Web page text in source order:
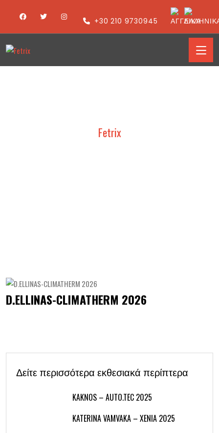
+30 210 9730945
Fetrix
D.ELLINAS-CLIMATHERM 2026
Δείτε περισσότερα εκθεσιακά περίπτερα
KAKNOS – AUTO.TEC 2025
KATERINA VAMVAKA – XENIA 2025